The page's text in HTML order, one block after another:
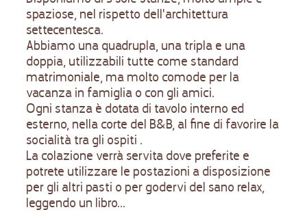
spaziose, nel rispetto dell'architettura
settecentesca.
Abbiamo una quadrupla, una tripla e una
doppia, utilizzabili tutte come standard
matrimoniale, ma molto comode per la
vacanza in famiglia o con gli amici.
Ogni stanza è dotata di tavolo interno ed
esterno, nella corte del B&B, al fine di favorire la
socialità tra gli ospiti .
La colazione verrà servita dove preferite e
potrete utilizzare le postazioni a disposizione
per gli altri pasti o per godervi del sano relax,
leggendo un libro...